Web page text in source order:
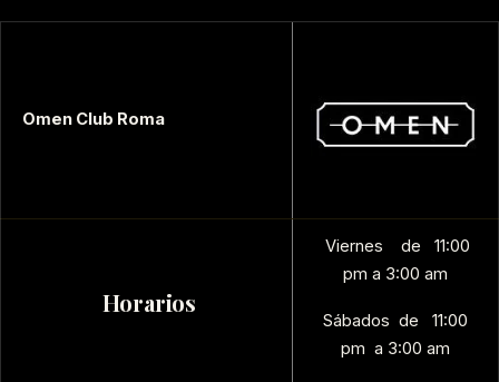
Omen Club Roma
Horarios
Viernes de 11:00
pm a 3:00 am
Sábados de 11:00
pm a 3:00 am